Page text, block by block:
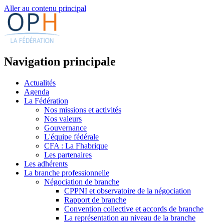
Aller au contenu principal
Navigation principale
Actualités
Agenda
La Fédération
Nos missions et activités
Nos valeurs
Gouvernance
L'équipe fédérale
CFA : La Fhabrique
Les partenaires
Les adhérents
La branche professionnelle
Négociation de branche
CPPNI et observatoire de la négociation
Rapport de branche
Convention collective et accords de branche
La représentation au niveau de la branche